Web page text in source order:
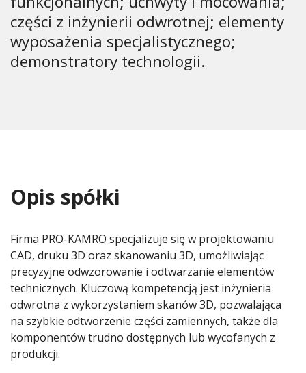
części z inżynierii odwrotnej; elementy
wyposażenia specjalistycznego;
demonstratory technologii.
Opis spółki
Firma PRO-KAMRO specjalizuje się w projektowaniu
CAD, druku 3D oraz skanowaniu 3D, umożliwiając
precyzyjne odwzorowanie i odtwarzanie elementów
technicznych. Kluczową kompetencją jest inżynieria
odwrotna z wykorzystaniem skanów 3D, pozwalająca
na szybkie odtworzenie części zamiennych, także dla
komponentów trudno dostępnych lub wycofanych z
produkcji.